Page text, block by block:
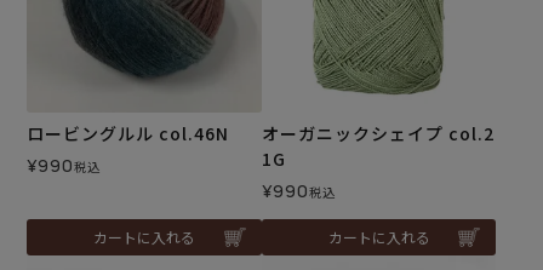
ロービングルル col.46N
¥990税込
カートに入れる
オーガニックシェイプ col.2
1G
¥990税込
カートに入れる